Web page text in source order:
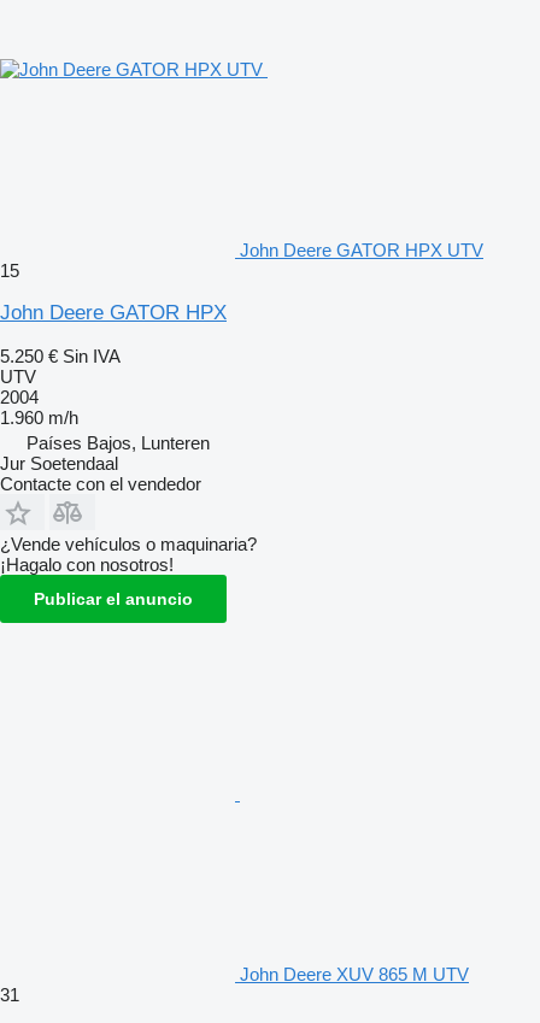
John Deere GATOR HPX UTV
15
John Deere GATOR HPX
5.250 € Sin IVA
UTV
2004
1.960 m/h
Países Bajos, Lunteren
Jur Soetendaal
Contacte con el vendedor
¿Vende vehículos o maquinaria?
¡Hagalo con nosotros!
Publicar el anuncio
John Deere XUV 865 M UTV
31